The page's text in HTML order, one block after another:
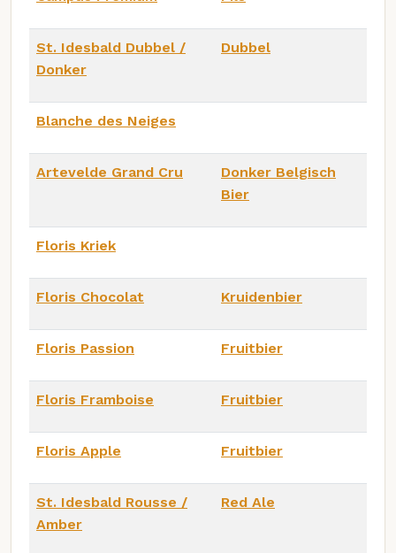
St. Idesbald Dubbel /
Donker
Dubbel
Blanche des Neiges
Artevelde Grand Cru
Donker Belgisch
Bier
Floris Kriek
Floris Chocolat Kruidenbier
Floris Passion Fruitbier
Floris Framboise Fruitbier
Floris Apple Fruitbier
St. Idesbald Rousse /
Amber
Red Ale